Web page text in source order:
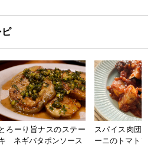
ピ
とろーり旨ナスのステー
ネギバタポンソース
スパイス肉団子
ーニのトマトソ